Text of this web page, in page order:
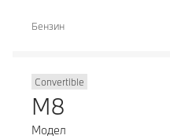
Бензин
Convertible
M8
Модел